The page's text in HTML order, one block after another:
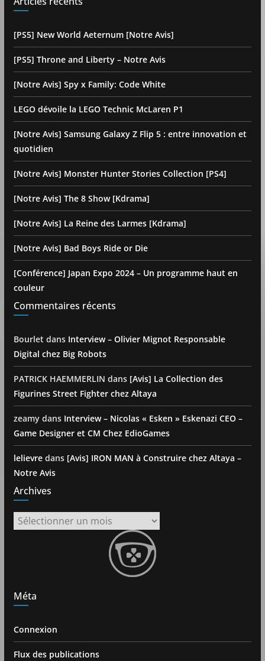
[PS5] New World Aeternum [Notre Avis]
[PS5] Throne and Liberty – Notre Avis
[Notre Avis] Spy x Family: Code White
LEGO dévoile la LEGO Technic McLaren P1
[Notre Avis] Samsung Galaxy Z Flip 5 : entre innovation et
quotidien
[Notre Avis] Monster Hunter Stories Collection [PS4]
[Notre Avis] The 8 Show [Kdrama]
[Notre Avis] La Reine des Larmes [Kdrama]
[Notre Avis] Bad Boys Ride or Die
[Conférence] Japan Expo 2024 – Un programme haut en
couleur
Commentaires récents
Bourlet dans Interview – Olivier Mignot Responsable
Digital chez Big Robots
PATRICK HAEMMERLIN dans [Avis] La Collection des
Figurines Street Fighter chez Altaya
zeamydans Interview – Nicolas « Esken » Eskenazi CEO –
Game Designer et CM Chez EdioGames
lelievredans [Avis] IRON MAN à Construire chez Altaya –
Notre Avis
Archives
Archives
Méta
Connexion
Flux des publications